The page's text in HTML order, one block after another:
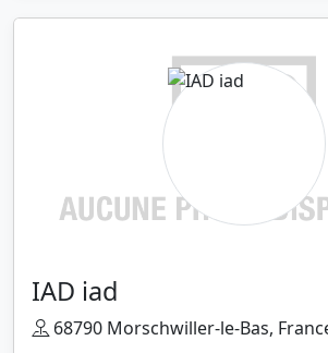
IAD iad
68790 Morschwiller-le-Bas,